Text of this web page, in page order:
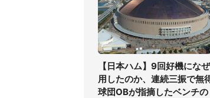
【日本ハム】9回好機にな
用したのか、連続三振で無
球団OBが指摘したベンチ